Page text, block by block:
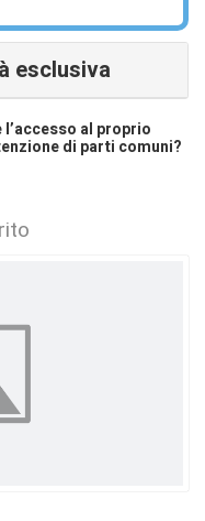
esclusiva
al proprio
di parti comuni?